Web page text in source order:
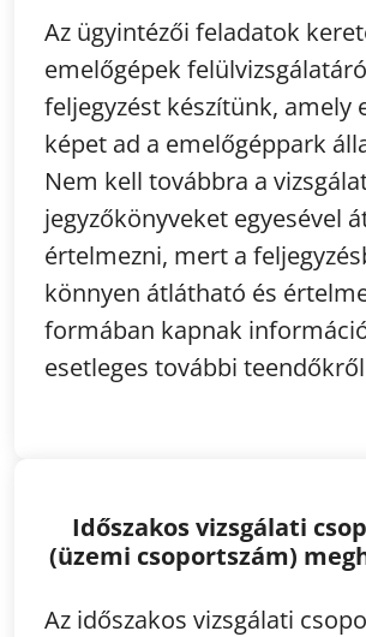
Az ügyintézői feladatok
emelőgépek
feljegyzést készítünk, amely
képet ad a emelőgéppark
Nem kell továbbra a
jegyzőkönyveket egyesével
értelmezni, mert a
könnyen átlátható és
formában kapnak
esetleges további
Időszakos vizsgálati
(üzemi csoportszám)
Az időszakos vizsgálati